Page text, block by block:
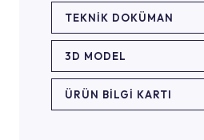
TEKNİK DOKÜMAN
3D MODEL
ÜRÜN BILGI KARTI